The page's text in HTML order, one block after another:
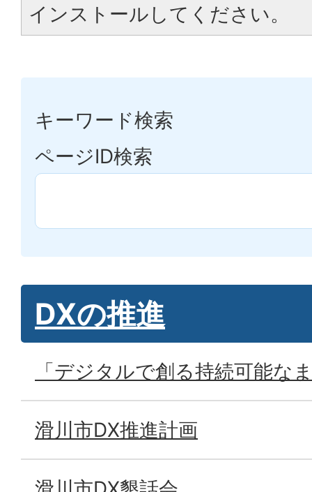
インストールしてください。
キーワード検索
ページID検索
DXの推進
「デジタルで創る持続可能な
滑川市DX推進計画